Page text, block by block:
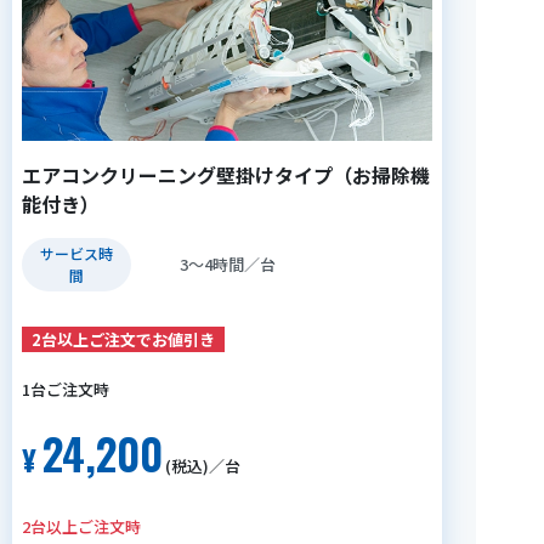
エアコンクリーニング壁掛けタイプ（お掃除機
能付き）
サービス時
間
3～4時間／台
2台以上ご注文でお値引き
24,200 (税込)／台